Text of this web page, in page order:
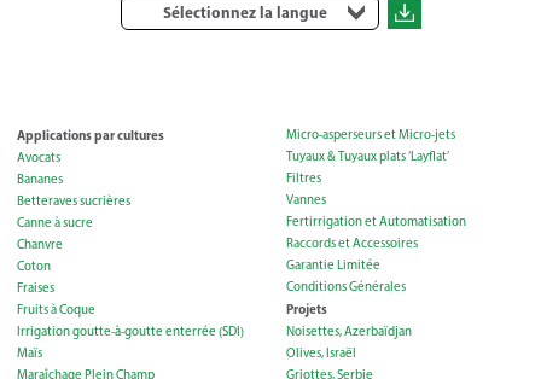
Sélectionnez la langue
Applications par cultures
Avocats
Bananes
Betteraves sucrières
Canne à sucre
Chanvre
Coton
Fraises
Fruits à Coque
Irrigation goutte-à-goutte enterrée (SDI)
Maïs
Maraîchage Plein Champ
Micro-asperseurs et Micro-jets
Tuyaux & Tuyaux plats ‘Layflat’
Filtres
Vannes
Fertirrigation et Automatisation
Raccords et Accessoires
Garantie Limitée
Conditions Générales
Projets
Noisettes, Azerbaïdjan
Olives, Israël
Griottes, Serbie